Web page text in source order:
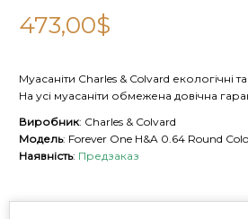
473,00$
Муасаніти Charles & Colvard екологічні та
На усі муасаніти обмежена довічна
Виробник: Charles & Colvard
Модель: Forever One H&A 0.64 Round
Наявність: Предзаказ